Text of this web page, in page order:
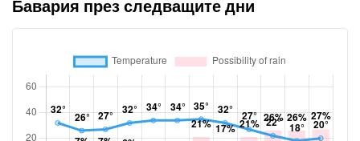
Бавария през следващите дни